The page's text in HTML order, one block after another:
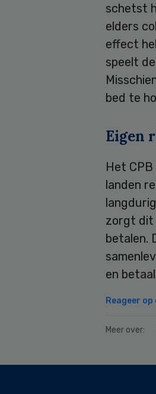
schetst
elders
effect
speelt
bed te
Eigen
Het
landen
zorgt dit
betalen.
en
Reageer
Meer over: